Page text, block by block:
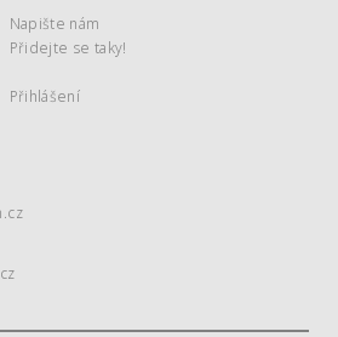
Napište nám
Přidejte se taky!
Přihlášení